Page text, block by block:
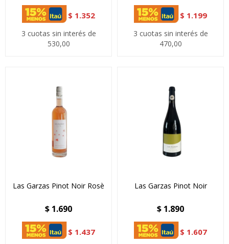
$ 1.352
3 cuotas sin interés de
530,00
$ 1.199
3 cuotas sin interés de
470,00
Las Garzas Pinot Noir Rosè
$ 1.690
$ 1.437
Las Garzas Pinot Noir
$ 1.890
$ 1.607